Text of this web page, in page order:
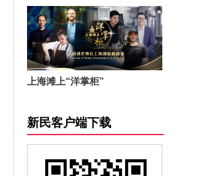
上海滩上“洋掌柜”
新民客户端下载